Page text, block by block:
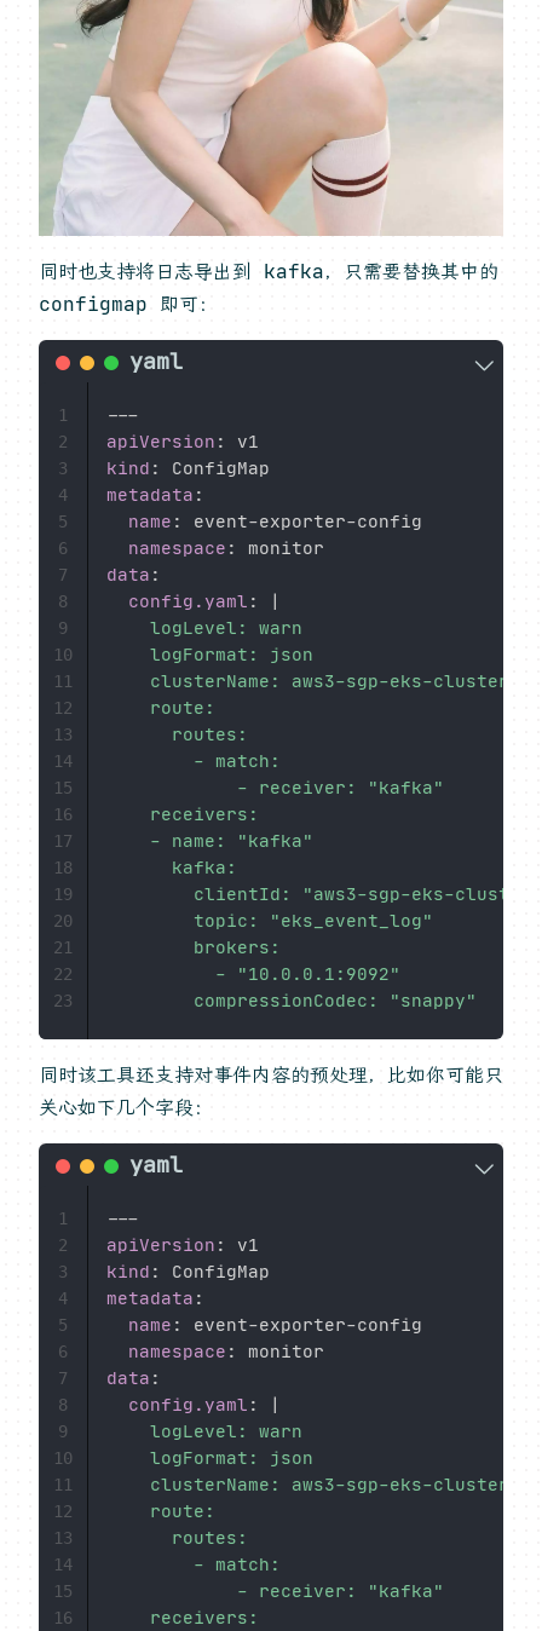
同时也支持将日志导出到 kafka，只需要替换其中的
configmap 即可：
---
apiVersion :
kind :
metadata :
name : event-exporter-config
namespace :
data :
config.yaml :
    logLevel: warn
    logFormat: json
    clusterName: aws3-sgp-eks-cluster
    route:
      routes:
        - match:
            - receiver: "kafka"
    receivers:
    - name: "kafka"
      kafka:
        clientId: "aws3-sgp-eks-cluster"
        topic: "eks_event_log"
        brokers:
          - "10.0.0.1:9092"
        compressionCodec: "snappy"
1
2
3
4
5
6
7
8
9
10
11
12
13
14
15
16
17
18
19
20
21
22
23
同时该工具还支持对事件内容的预处理，比如你可能只
关心如下几个字段：
---
apiVersion :
kind :
metadata :
name : event-exporter-config
namespace :
data :
config.yaml :
    logLevel: warn
    logFormat: json
    clusterName: aws3-sgp-eks-cluster
    route:
      routes:
        - match:
            - receiver: "kafka"
    receivers:
1
2
3
4
5
6
7
8
9
10
11
12
13
14
15
16